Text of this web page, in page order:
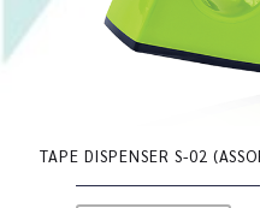
TAPE DISPENSER S-02